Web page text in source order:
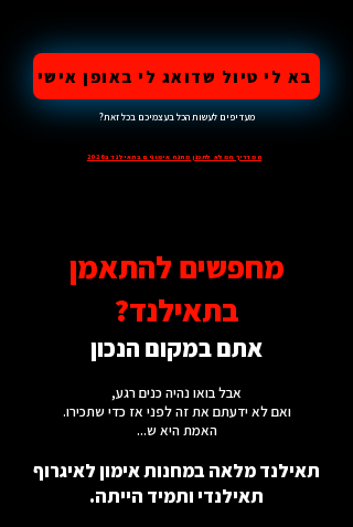
בא לי טיול שדואג לי באופן אישי
מעדיפים לעשות הכל בעצמיכם בכל זאת?
המדריך המלא לתכנן מחנה אימונים בתאילנד ב2026
מחפשים להתאמן
בתאילנד?
אתם במקום הנכון
אבל בואו נהיה כנים רגע,
ואם לא ידעתם את זה לפני אז כדי שתכירו.
האמת היא ש...
תאילנד מלאה במחנות אימון לאיגרוף
תאילנדי ותמיד הייתה.